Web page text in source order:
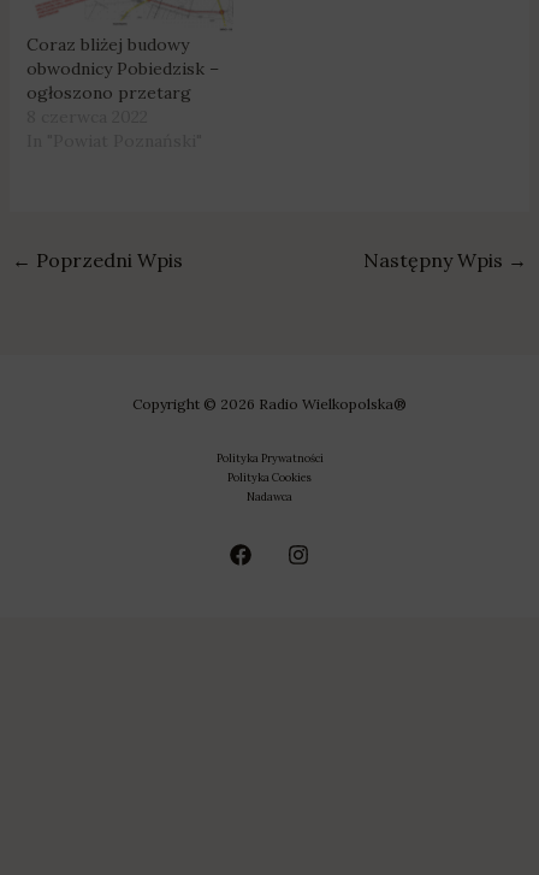
Coraz bliżej budowy
obwodnicy Pobiedzisk –
ogłoszono przetarg
← Poprzedni Wpis Następny Wpis →
Copyright © 2026 Radio Wielkopolska®
Polityka Prywatności
Polityka Cookies
Nadawca